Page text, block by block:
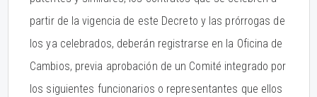
partir de la vigencia de este Decreto y las prórrogas de
los ya celebrados, deberán registrarse en la Oficina de
Cambios, previa aprobación de un Comité integrado por
los siguientes funcionarios o representantes que ellos